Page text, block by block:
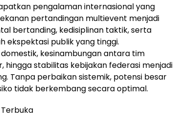
pengalaman internasional yang
pertandingan multievent menjadi
bertanding, kedisiplinan taktik, serta
ekspektasi publik yang tinggi.
kesinambungan antara tim
hingga stabilitas kebijakan federasi menjadi
Tanpa perbaikan sistemik, potensi besar
tidak berkembang secara optimal.
Terbuka